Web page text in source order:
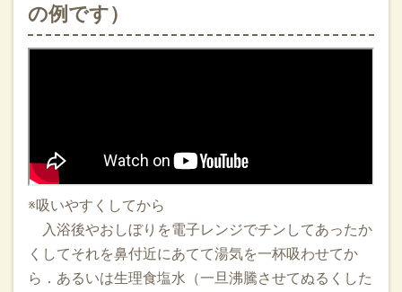
の例です）
※吸いやすくしてから
入浴後やおしぼりを電子レンジでチンしてあったか
くしてそれを鼻付近にあてて湯気を一杯吸わせてか
ら．あるいは生理食塩水（一旦沸騰させてぬるくした